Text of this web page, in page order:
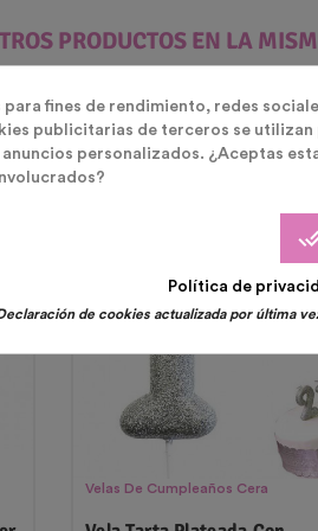
PRODUCTOS EN LA
Velas De Cumpleaños Cera
fines de rendimiento, redes
publicitarias de terceros se utilizan
personalizados. ¿Aceptas
Política de
de cookies actualizada por última